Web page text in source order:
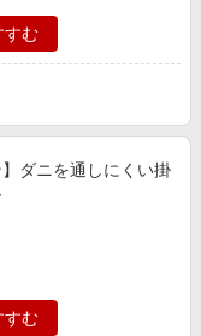
すむ
】ダニを通しにくい掛
すむ